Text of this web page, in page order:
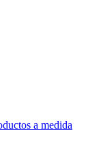
a medida